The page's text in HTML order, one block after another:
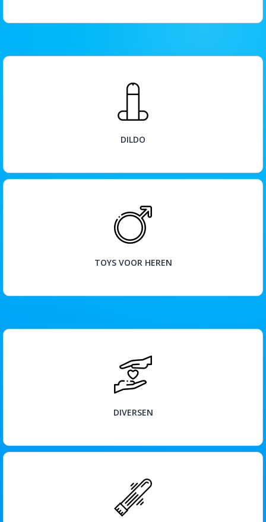
DILDO
BEKIJK
TOYS VOOR HEREN
BEKIJK
DIVERSEN
BEKIJK
BEKIJK